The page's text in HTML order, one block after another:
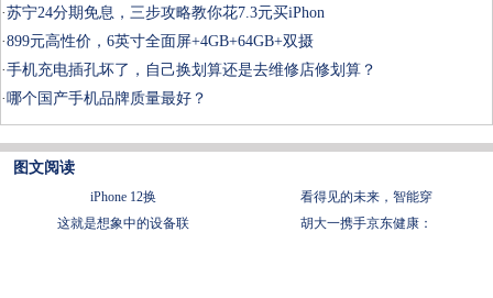
·苏宁24分期免息，三步攻略教你花7.3元买iPhon
·899元高性价，6英寸全面屏+4GB+64GB+双摄
·手机充电插孔坏了，自己换划算还是去维修店修划算？
·哪个国产手机品牌质量最好？
图文阅读
iPhone 12换
看得见的未来，智能穿
这就是想象中的设备联
胡大一携手京东健康：